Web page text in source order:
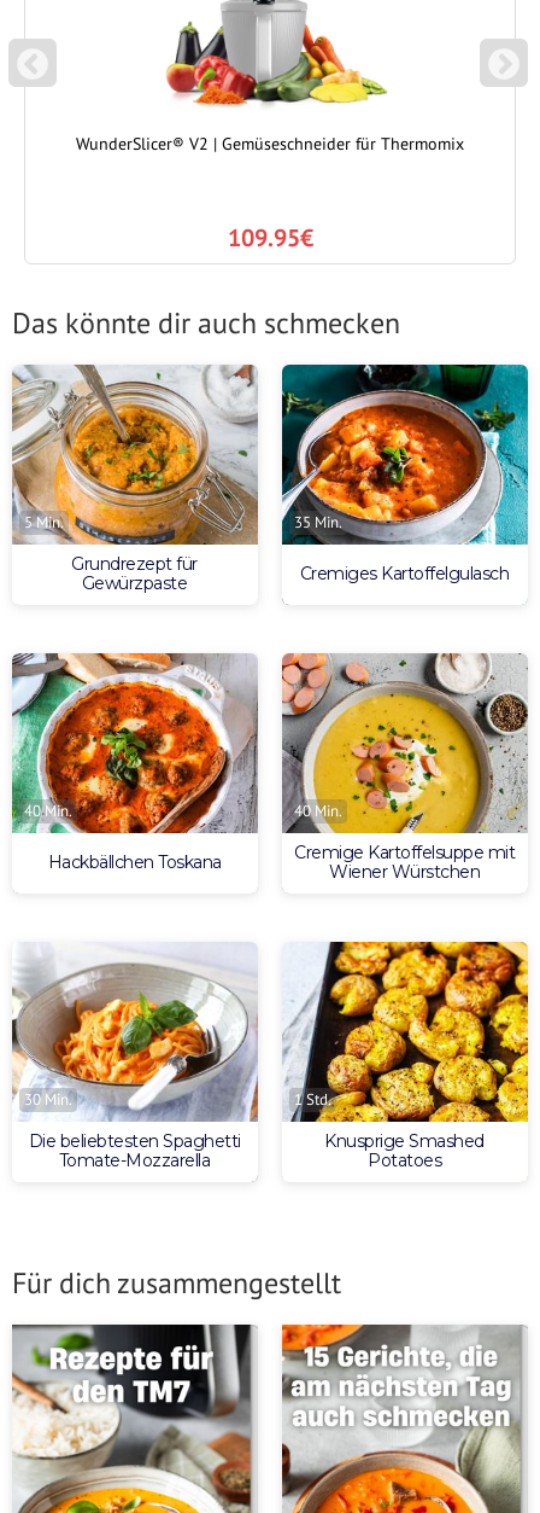
P
REVIOUS
WunderSlicer® V2 | Gemüseschneider für Thermomix
109.95€
N
EXT
Das könnte dir auch schmecken
5 Min.
Grundrezept für
Gewürzpaste
35 Min.
Cremiges Kartoffelgulasch
40 Min.
Hackbällchen Toskana
40 Min.
Cremige Kartoffelsuppe mit
Wiener Würstchen
30 Min.
Die beliebtesten Spaghetti
Tomate-Mozzarella
1 Std.
Knusprige Smashed
Potatoes
Für dich zusammengestellt